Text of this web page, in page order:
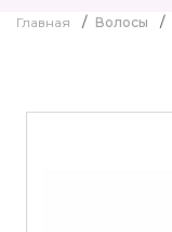
Главная Волосы